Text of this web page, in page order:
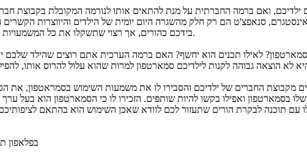
סנאפצ'ט הם רק חלק מהשגרה היום יומית של הילדים והיווצרות
בידכם כהורים, אך רצוי שתשקלו את כל המשמעויות של החלטה זו בעבור חיי החברה של ילדכם.
ואפילו בקשו להיות שותפים. הזכירו לו כי הסמארטפון הוא בעל ערך
עם תוכנה לבקרת הורים שתעזור לכם לוודא שאכן השימוש הוא בהתאם
בפלאפון